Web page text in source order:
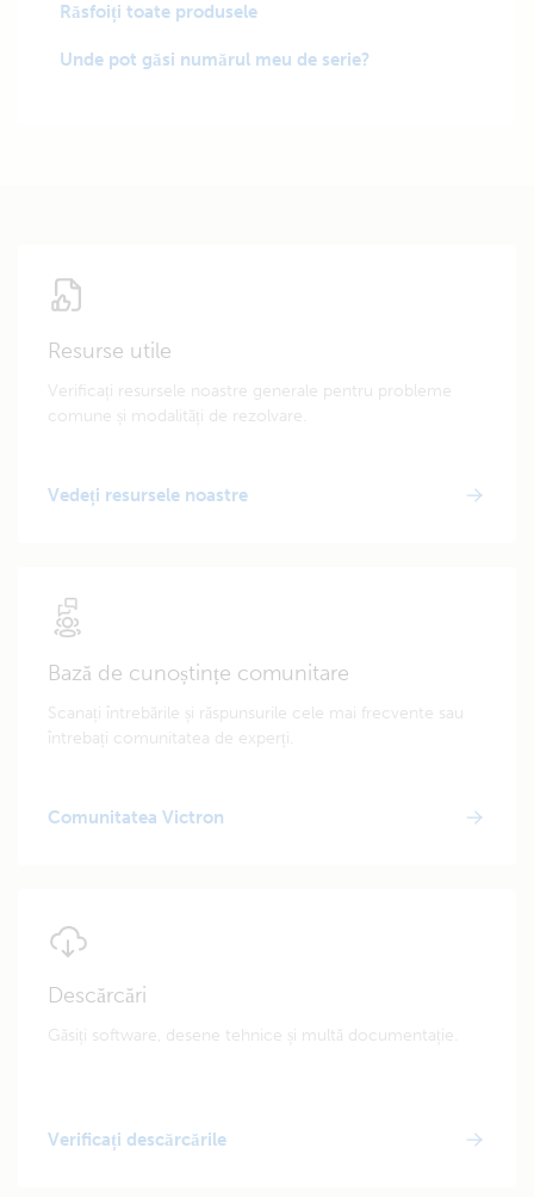
Răsfoiți toate produsele
Unde pot găsi numărul meu de serie?
Resurse utile
Verificați resursele noastre generale pentru probleme
comune și modalități de rezolvare.
Vedeți resursele noastre
Bază de cunoștințe comunitare
Scanați întrebările și răspunsurile cele mai frecvente sau
întrebați comunitatea de experți.
Comunitatea Victron
Descărcări
Găsiți software, desene tehnice și multă documentație.
Verificați descărcările